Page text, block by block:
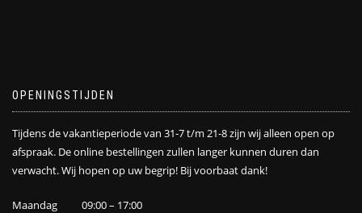
OPENINGSTIJDEN
Tijdens de vakantieperiode van 31-7 t/m 21-8 zijn wij alleen open op
afspraak. De online bestellingen zullen langer kunnen duren dan
verwacht. Wij hopen op uw begrip! Bij voorbaat dank!
Maandag 09:00 – 17:00